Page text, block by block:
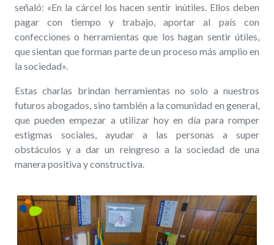
señaló: «En la cárcel los hacen sentir inútiles. Ellos deben
pagar con tiempo y trabajo, aportar al país con
confecciones o herramientas que los hagan sentir útiles,
que sientan que forman parte de un proceso más amplio en
la sociedad».
Estas charlas brindan herramientas no solo a nuestros
futuros abogados, sino también a la comunidad en general,
que pueden empezar a utilizar hoy en día para romper
estigmas sociales, ayudar a las personas a super
obstáculos y a dar un reingreso a la sociedad de una
manera positiva y constructiva.